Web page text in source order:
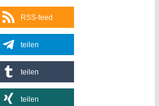
RSS-feed
teilen
teilen
teilen